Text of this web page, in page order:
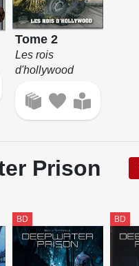
Tome 2
Les rois
d'hollywood
Prison
BD BD